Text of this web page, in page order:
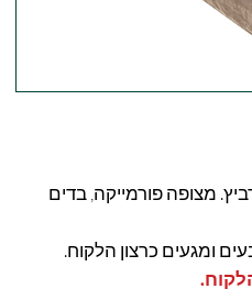
מצופה פורמייקה, בדים
ומגעים כרצון הלקוח.